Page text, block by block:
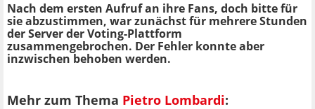
Nach dem ersten Aufruf an ihre Fans, doch bitte für
sie abzustimmen, war zunächst für mehrere Stunden
der Server der Voting-Plattform
zusammengebrochen. Der Fehler konnte aber
inzwischen behoben werden.
Mehr zum Thema Pietro Lombardi: